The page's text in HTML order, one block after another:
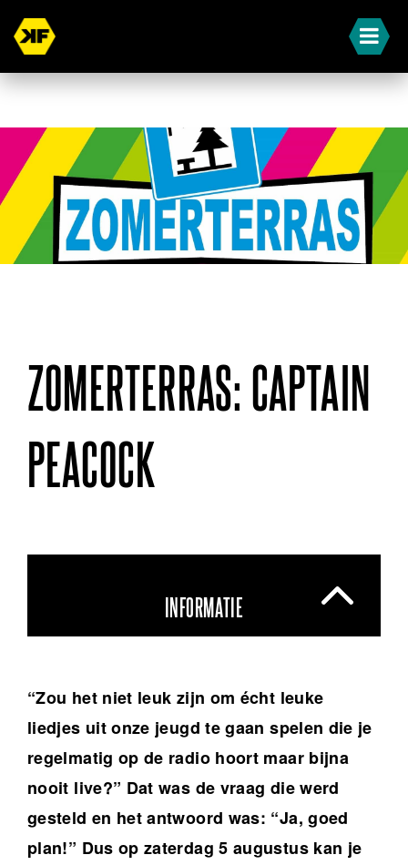
ZOMERTERRAS: CAPTAIN
PEACOCK
INFORMATIE
“Zou het niet leuk zijn om écht leuke
liedjes uit onze jeugd te gaan spelen die je
regelmatig op de radio hoort maar bijna
nooit live?” Dat was de vraag die werd
gesteld en het antwoord was: “Ja, goed
plan!” Dus op zaterdag 5 augustus kan je